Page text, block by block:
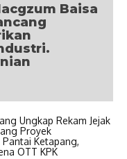
Baisa
Ungkap Rekam Jejak
Proyek
Ketapang,
OTT KPK